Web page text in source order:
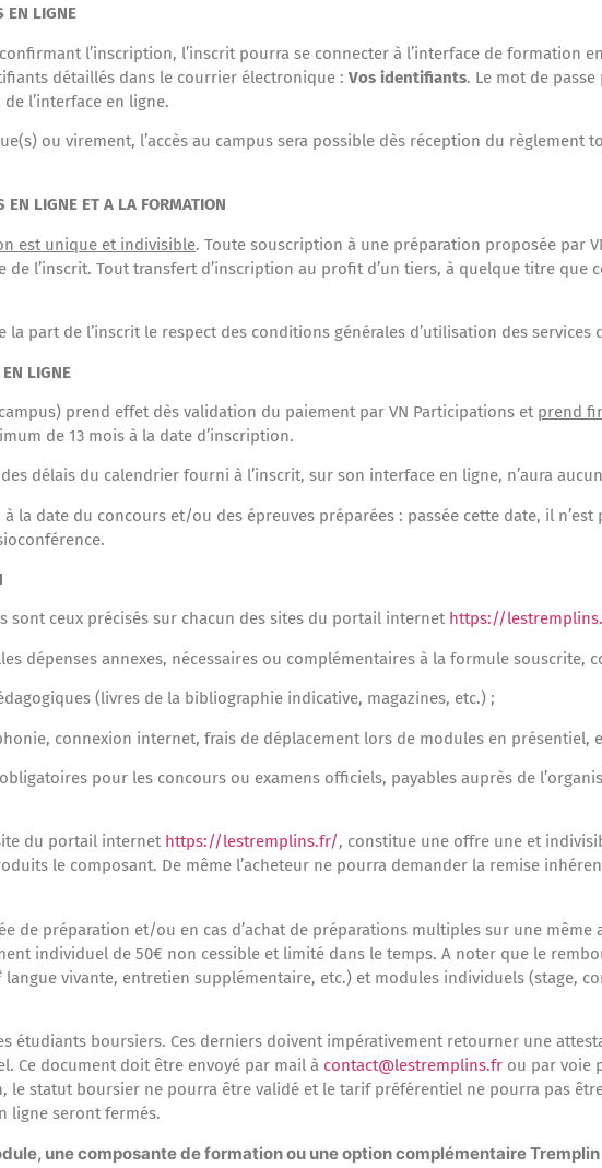
EN LIGNE
l’inscription, l’inscrit pourra se connecter à l’interface de formation
détaillés dans le courrier électronique : Vos identifiants. Le mot de
l’interface en ligne.
ou virement, l’accès au campus sera possible dès réception du règlement
EN LIGNE ET A LA FORMATION
est unique et indivisible. Toute souscription à une préparation proposée par
de l’inscrit. Tout transfert d’inscription au profit d’un tiers, à quelque titre que
part de l’inscrit le respect des conditions générales d’utilisation des services
EN LIGNE
prend effet dès validation du paiement par VN Participations et prend
de 13 mois à la date d’inscription.
délais du calendrier fourni à l’inscrit, sur son interface en ligne, n’aura
la date du concours et/ou des épreuves préparées : passée cette date, il
sont ceux précisés sur chacun des sites du portail internet https://
dépenses annexes, nécessaires ou complémentaires à la formule souscrite,
(livres de la bibliographie indicative, magazines, etc.) ;
connexion internet, frais de déplacement lors de modules en présentiel,
pour les concours ou examens officiels, payables auprès de
du portail internet https://lestremplins.fr/, constitue une offre une et
le composant. De même l’acheteur ne pourra demander la remise
de préparation et/ou en cas d’achat de préparations multiples sur une même
individuel de 50€ non cessible et limité dans le temps. A noter que le
langue vivante, entretien supplémentaire, etc.) et modules individuels (stage,
étudiants boursiers. Ces derniers doivent impérativement retourner une
Ce document doit être envoyé par mail à contact@lestremplins.fr ou par voie
le statut boursier ne pourra être validé et le tarif préférentiel ne pourra pas
ligne seront fermés.
une composante de formation ou une option complémentaire